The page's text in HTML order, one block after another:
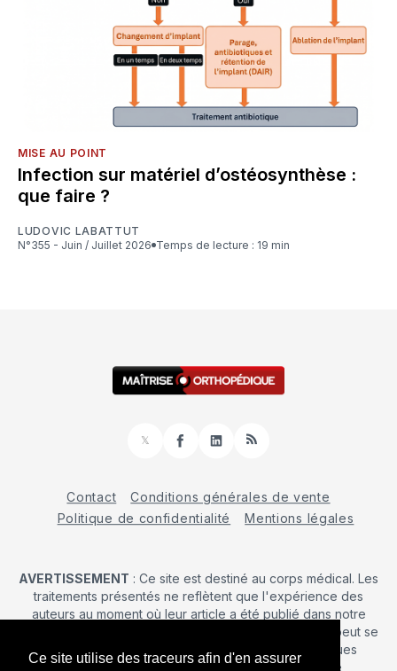
Ce site utilise des traceurs afin d'en assurer
MISE AU POINT
Infection sur matériel d’ostéosynthèse :
que faire ?
LUDOVIC LABATTUT
N°355 - Juin / Juillet 2026
Temps de lecture : 19 min
𝕏
FacebookLinkedInRSS
Contact
Conditions générales de vente
Politique de confidentialité
Mentions légales
AVERTISSEMENT : Ce site est destiné au corps médical. Les
traitements présentés ne reflètent que l'expérience des
auteurs au moment où leur article a été publié dans notre
journal. La décision d’une intervention chirurgicale ne peut se
prendre qu'après un examen clinique. Les techniques
publiées ici ne sauraient justifier une quelconque